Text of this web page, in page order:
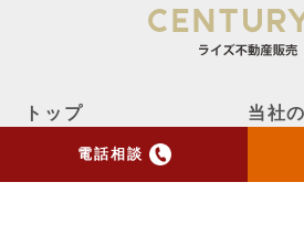
電話相談
トップ
当社
売却実績 売却